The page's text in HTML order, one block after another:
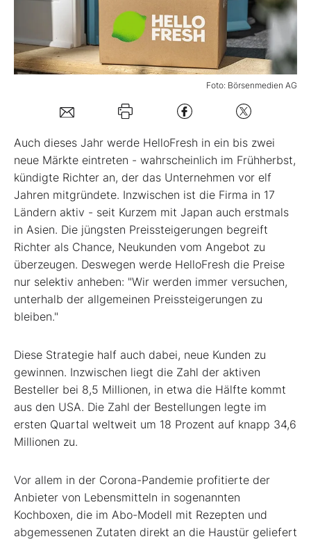
Mein B:O
Mein Konto
Folgen Sie uns
Kontakt
Foto: Börsenmedien AG
Auch dieses Jahr werde HelloFresh in ein bis zwei
neue Märkte eintreten - wahrscheinlich im Frühherbst,
kündigte Richter an, der das Unternehmen vor elf
Jahren mitgründete. Inzwischen ist die Firma in 17
Ländern aktiv - seit Kurzem mit Japan auch erstmals
in Asien. Die jüngsten Preissteigerungen begreift
Richter als Chance, Neukunden vom Angebot zu
überzeugen. Deswegen werde HelloFresh die Preise
nur selektiv anheben: "Wir werden immer versuchen,
unterhalb der allgemeinen Preissteigerungen zu
bleiben."
Diese Strategie half auch dabei, neue Kunden zu
gewinnen. Inzwischen liegt die Zahl der aktiven
Besteller bei 8,5 Millionen, in etwa die Hälfte kommt
aus den USA. Die Zahl der Bestellungen legte im
ersten Quartal weltweit um 18 Prozent auf knapp 34,6
Millionen zu.
Vor allem in der Corona-Pandemie profitierte der
Anbieter von Lebensmitteln in sogenannten
Kochboxen, die im Abo-Modell mit Rezepten und
abgemessenen Zutaten direkt an die Haustür geliefert